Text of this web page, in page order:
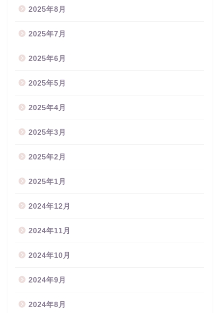
2025年8月
2025年7月
2025年6月
2025年5月
2025年4月
2025年3月
2025年2月
2025年1月
2024年12月
2024年11月
2024年10月
2024年9月
2024年8月